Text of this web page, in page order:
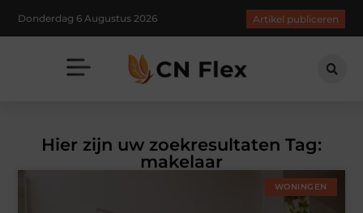
Donderdag 6 Augustus 2026 Artikel publiceren
Hier zijn uw zoekresultaten Tag:
makelaar
WONINGEN